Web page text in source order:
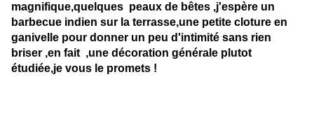
magnifique,quelques peaux de bêtes ,j'espère un
barbecue indien sur la terrasse,une petite cloture en
ganivelle pour donner un peu d'intimité sans rien
briser ,en fait ,une décoration générale plutot
étudiée,je vous le promets !